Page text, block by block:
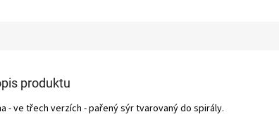
produktu
- ve třech verzích - pařený sýr tvarovaný do spirály.